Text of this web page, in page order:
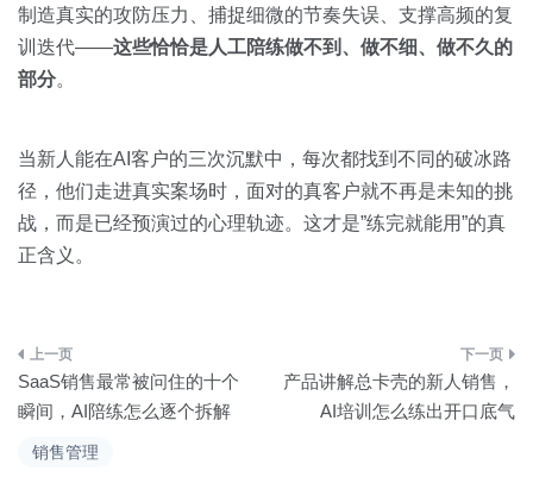
销售管理
制造真实的攻防压力、捕捉细微的节奏失误、支撑高频的复
训迭代——这些恰恰是人工陪练做不到、做不细、做不久的
部分。
当新人能在AI客户的三次沉默中，每次都找到不同的破冰路
径，他们走进真实案场时，面对的真客户就不再是未知的挑
战，而是已经预演过的心理轨迹。这才是”练完就能用”的真
正含义。
文
章
导
SaaS销售最常被问住的十个
瞬间，AI陪练怎么逐个拆解
产品讲解总卡壳的新人销售，
AI培训怎么练出开口底气